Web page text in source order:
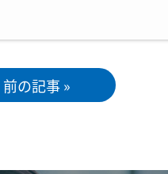
前の記事 »